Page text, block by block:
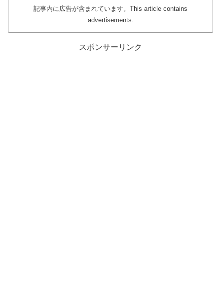
記事内に広告が含まれています。This article contains
advertisements.
スポンサーリンク